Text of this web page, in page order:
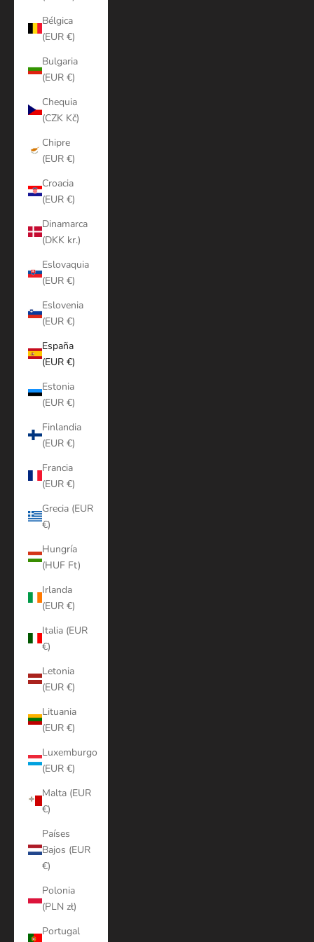
Bélgica
(EUR €)
Bulgaria
(EUR €)
Chequia
(CZK Kč)
Chipre
(EUR €)
Croacia
(EUR €)
Dinamarca
(DKK kr.)
Eslovaquia
(EUR €)
Eslovenia
(EUR €)
España
(EUR €)
Estonia
(EUR €)
Finlandia
(EUR €)
Francia
(EUR €)
Grecia (EUR
€)
Hungría
(HUF Ft)
Irlanda
(EUR €)
Italia (EUR
€)
Letonia
(EUR €)
Lituania
(EUR €)
Luxemburgo
(EUR €)
Malta (EUR
€)
Países
Bajos (EUR
€)
Polonia
(PLN zł)
Portugal